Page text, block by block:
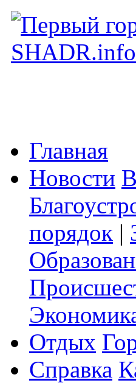
Главная
Новости
порядок |
Отдых
Справка